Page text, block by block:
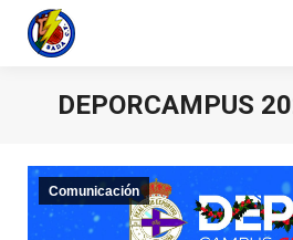
DEPORCAMPUS
Comunicación